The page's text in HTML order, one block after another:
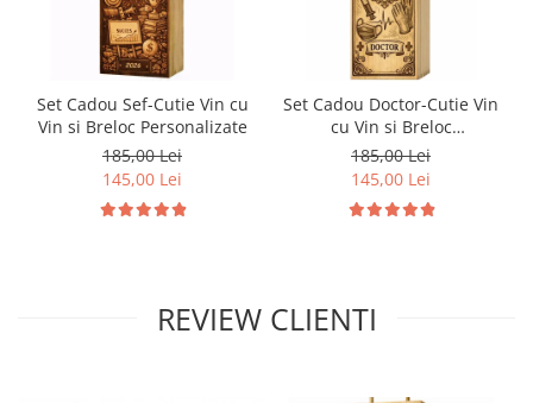
Set Cadou Sef-Cutie Vin cu
Vin si Breloc Personalizate
185,00 Lei
145,00 Lei
Set Cadou Doctor-Cutie Vin
cu Vin si Breloc
Personalizate
185,00 Lei
145,00 Lei
REVIEW CLIENTI